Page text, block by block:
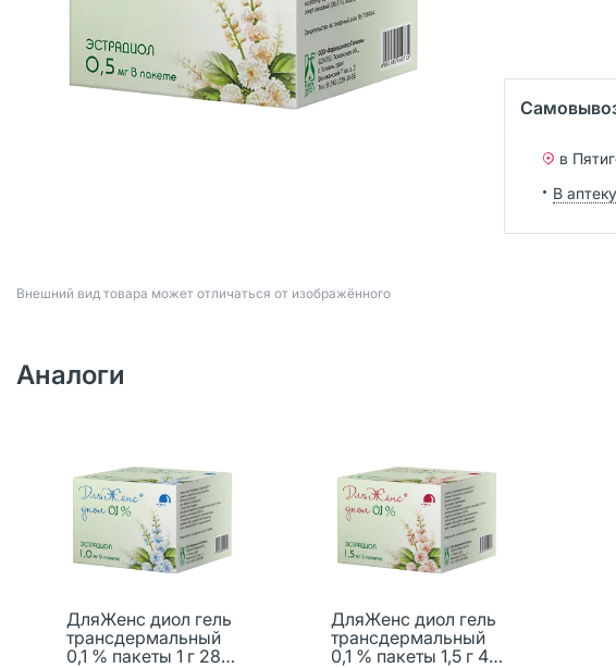
Bнешний вид товара может отличаться от изображённого
в
В
Аналоги
ДляЖенс диол гель
трансдермальный
0,1 % пакеты 1 г 28
ДляЖенс диол гель
трансдермальный
0,1 % пакеты 1,5 г 40